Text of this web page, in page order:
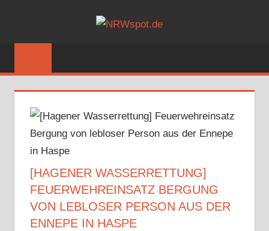
springen
Bewegendes
NRWspot.de
[HAGENER WASSERRETTUNG]
FEUERWEHREINSATZ BERGUNG
VON LEBLOSER PERSON AUS DER
ENNEPE IN HASPE